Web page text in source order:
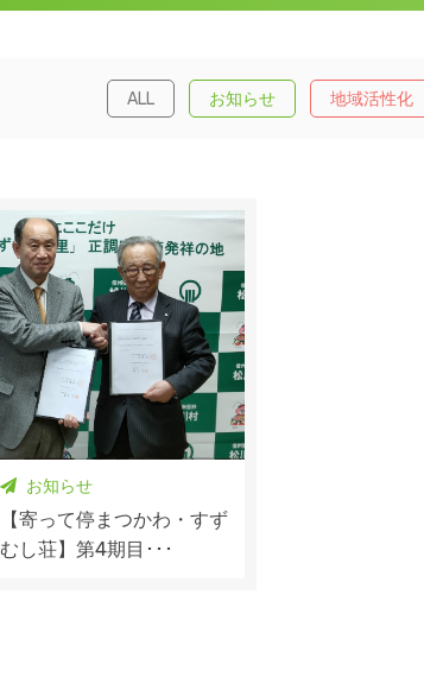
ALL お知らせ 地域活性化
お知らせ
【寄って停まつかわ・すず
むし荘】第4期目･･･